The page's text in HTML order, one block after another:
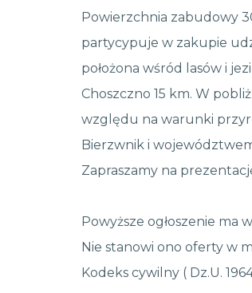
Powierzchnia zabudowy
partycypuje w zakupie
położona wśród lasów i
Choszczno 15 km. W
względu na warunki
Bierzwnik i
Zapraszamy na
Powyższe ogłoszenie ma
Nie stanowi ono oferty w
Kodeks cywilny ( Dz.U.